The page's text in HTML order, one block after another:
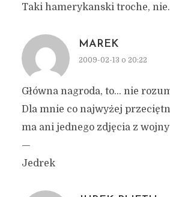
Taki hamerykanski troche,
MAREK
2009-02-13 o 20:22
Główna nagroda, to… nie
Dla mnie co najwyżej
ma ani jednego zdjęcia z
—
Jedrek